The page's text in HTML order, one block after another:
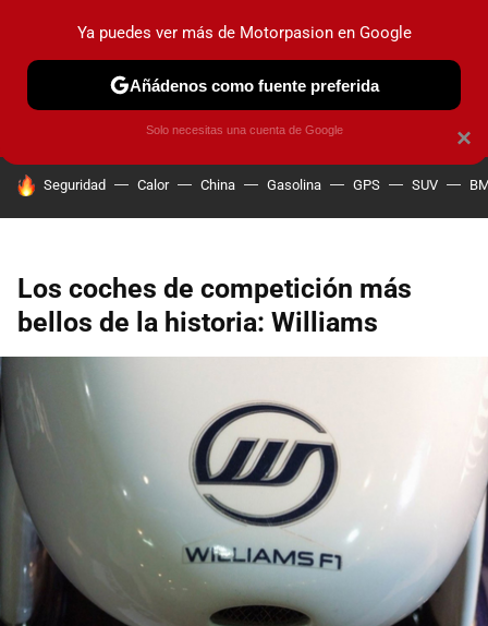
PRUEBAS COCHES ELÉCTRICOS OBSERVATORIO
HOY SE HABLA DE
Seguridad Calor China Gasolina GPS SUV
Los coches de competición más
bellos de la historia: Williams
×
Ya puedes ver más de Motorpasion en Google
Añádenos como fuente preferida
Solo necesitas una cuenta de Google